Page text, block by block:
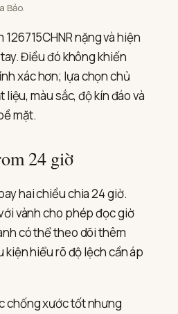
Bảo.
nặng và hiện
Điều đó không khiến
xác hơn; lựa chọn chủ
màu sắc, độ kín đáo và
mặt.
24 giờ
hai chiều chia 24 giờ.
vành cho phép đọc giờ
có thể theo dõi thêm
kiện hiểu rõ độ lệch cần áp
chống xước tốt nhưng